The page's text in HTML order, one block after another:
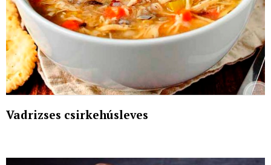
Vadrizses csirkehúsleves